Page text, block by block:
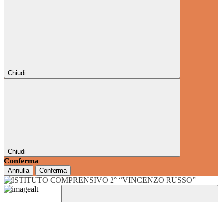
Chiudi
Chiudi
Conferma
Annulla Conferma